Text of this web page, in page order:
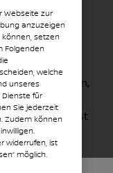
neuen
überschreiten,
Wir sind
kennen,
Webseite zur
anzuzeigen
setzen
Folgenden
welche
unseres
für
Sie jederzeit
Zudem können
widerrufen, ist
möglich.